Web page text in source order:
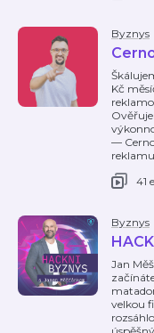
Byznys
Kč
—
41
Byznys
Jan
velkou